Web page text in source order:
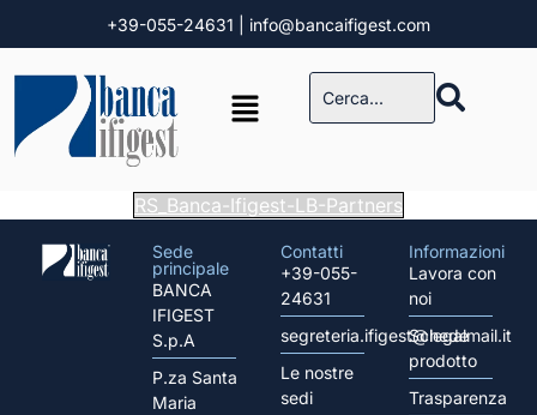
+39-055-24631 | info@bancaifigest.com
RS_Banca-Ifigest-LB-Partners
Sede
principale
BANCA
IFIGEST
S.p.A
P.za Santa
Maria
Contatti
+39-055-
24631
segreteria.ifigest@legalmail.it
Le nostre
sedi
Informazioni
Lavora con
noi
Schede
prodotto
Trasparenza